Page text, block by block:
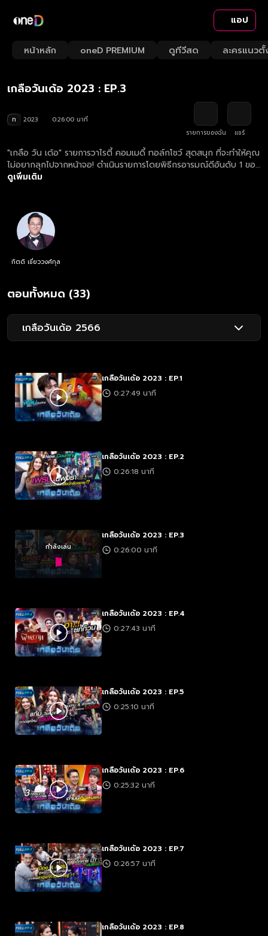
แอป
หน้าหลัก oneD PREMIUM ดูทีวีสด ละครแนวตั้
Loaded:
3.81%
Rate
เกลือวันเด้อ 2023 : EP.3
ท 2023
0:26:00 นาที
รายการของฉัน
แชร์
"เกลือ วัน เด้อ" รายการวาไรตี้ คอมเมดี้ ทอล์กโชว์ สุดสนุก ที่จะทำให้คุณ
ไม่อยากลุกไปจากหน้าจอ! ดำเนินรายการโดยพิธีกรอารมณ์ดีอันดับ 1 ของ
ช่องวัน "เกลือ กิตติ เชี่ยววงศ์กุล" ที่ปากกล้า ฮา น่ารัก และกินใจ สนุก
ดูเพิ่มเติม
กิตติ เชี่ยววงศ์กุล
ตอนทั้งหมด (33)
เกลือวันเด้อ 2566
เกลือวันเด้อ 2023 : EP.1
0:27:49 นาที
เกลือวันเด้อ 2023 : EP.2
0:26:18 นาที
กำลังเล่น
เกลือวันเด้อ 2023 : EP.3
0:26:00 นาที
เกลือวันเด้อ 2023 : EP.4
0:27:43 นาที
เกลือวันเด้อ 2023 : EP.5
0:25:10 นาที
เกลือวันเด้อ 2023 : EP.6
0:25:32 นาที
เกลือวันเด้อ 2023 : EP.7
0:26:57 นาที
เกลือวันเด้อ 2023 : EP.8